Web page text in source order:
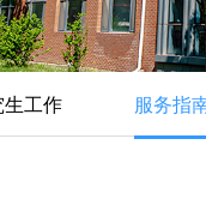
工作 服务指